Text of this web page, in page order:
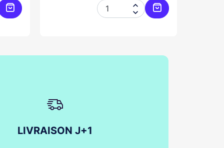
Ajouter au panier


Ajouter au panier
LIVRAISON J+1